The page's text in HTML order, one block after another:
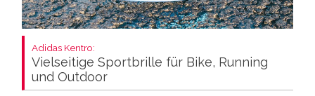
Adidas Kentro:
Vielseitige Sportbrille für Bike, Running
und Outdoor